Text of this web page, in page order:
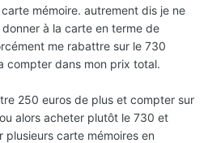
mémoire. autrement dis je ne
à la carte en terme de
me rabattre sur le 730
compter dans mon prix total.
250 euros de plus et compter sur
alors acheter plutôt le 730 et
carte mémoires en